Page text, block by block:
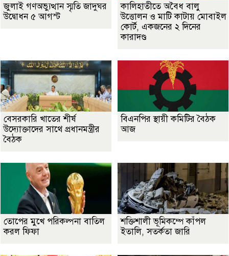
জুলাই গণঅভ্যুত্থান স্মৃতি জাদুঘর
উদ্বোধন ৫ আগস্ট
কালিহাতীতে অবৈধ বালু
উত্তোলন ও মাটি কাটায় মোবাইল
কোর্ট, একজনের ২ দিনের
কারাদণ্ড
বেসরকারি খাতের শীর্ষ
উদ্যোক্তাদের সাথে প্রধানমন্ত্রীর
বৈঠক
বিএনপির স্থায়ী কমিটির বৈঠক
আজ
তোপের মুখে পরিকল্পনা বাতিল
করল ফিফা
শক্তিশালী ভূমিকম্পে কাঁপল
ইতালি, সতর্কতা জারি